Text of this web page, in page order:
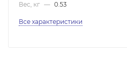
Вес, кг — 0.53
Все характеристики